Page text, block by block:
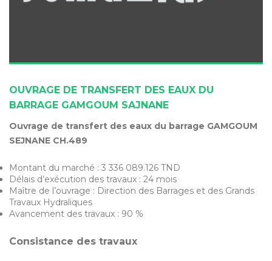
OUVRAGE DE TRANSFERT DES EAUX DU
BARRAGE GAMGOUM SAJNANE
Ouvrage de transfert des eaux du barrage GAMGOUM
SEJNANE CH.489
Montant du marché : 3 336 089.126 TND
Délais d’exécution des travaux : 24 mois
Maître de l’ouvrage : Direction des Barrages et des Grands
Travaux Hydraliques
Avancement des travaux : 90 %
Consistance des travaux